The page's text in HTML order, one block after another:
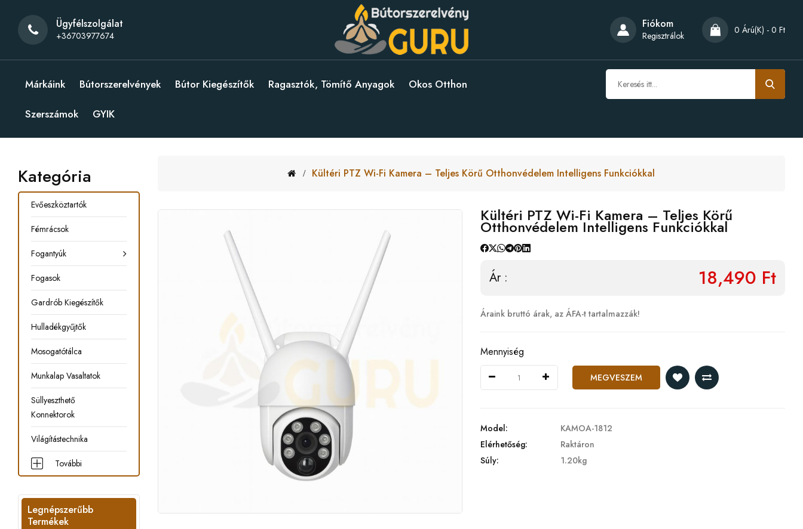
Ügyfélszolgálat
+36703977674
Fiókom
Regisztrálok 0 Árú(k) - 0 Ft
Márkáink Bútorszerelvények Bútor Kiegészítők Ragasztók, Tömítő Anyagok Okos Otthon
Szerszámok GYIK
Kategória
Evőeszköztartók
Fémrácsok
Fogantyúk
Fogasok
Gardrób Kiegészítők
Hulladékgyűjtők
Mosogatótálca
Munkalap Vasaltatok
Süllyeszthető
Konnektorok
Világítástechnika
További
Legnépszerűbb
Termékek
Kültéri PTZ Wi-Fi Kamera – Teljes Körű Otthonvédelem Intelligens Funkciókkal
Kültéri PTZ Wi-Fi Kamera – Teljes Körű
Otthonvédelem Intelligens Funkciókkal
Ár : 18,490 Ft
Áraink bruttó árak, az ÁFA-t tartalmazzák!
Mennyiség
MEGVESZEM
Model:
KAMOA-1812
Elérhetőség:
Raktáron
Súly:
1.20kg